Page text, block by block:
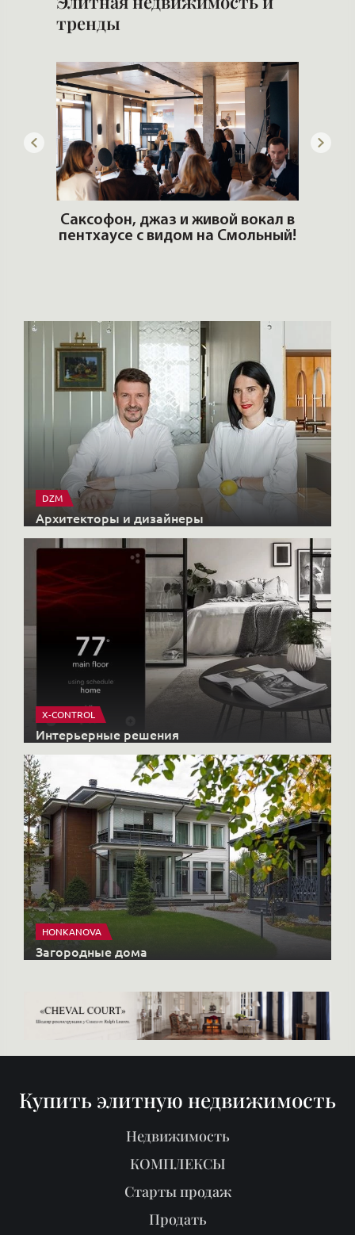
тренды
Саксофон, джаз и живой вокал в
пентхаусе с видом на Смольный!
DZM
Архитекторы и дизайнеры
X-CONTROL
Интерьерные решения
HONKANOVA
Загородные дома
Купить элитную недвижимость
Недвижимость
КОМПЛЕКСЫ
Старты продаж
Продать